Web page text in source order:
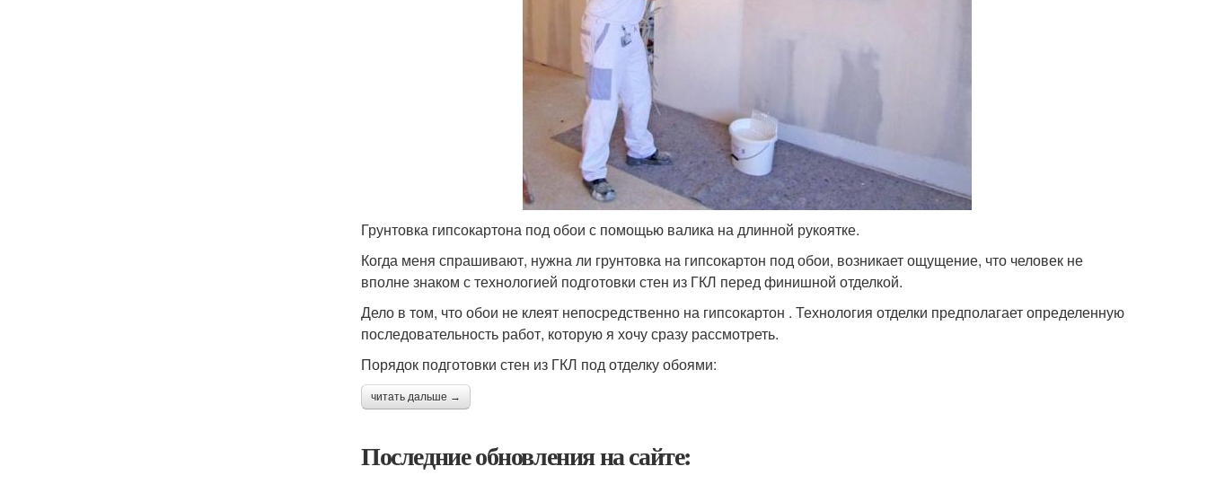
Грунтовка гипсокартона под обои с помощью валика на длинной рукоятке.
Когда меня спрашивают, нужна ли грунтовка на гипсокартон под обои, возникает ощущение, что человек не
вполне знаком с технологией подготовки стен из ГКЛ перед финишной отделкой.
Дело в том, что обои не клеят непосредственно на гипсокартон . Технология отделки предполагает определенную
последовательность работ, которую я хочу сразу рассмотреть.
Порядок подготовки стен из ГКЛ под отделку обоями:
читать дальше →
Последние обновления на сайте: